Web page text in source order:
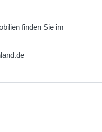
finden Sie im